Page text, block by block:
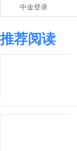
中金登录
推荐阅读